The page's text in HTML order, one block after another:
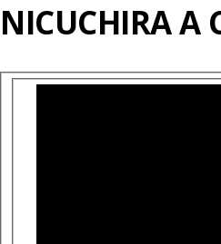
NICUCHIRA A